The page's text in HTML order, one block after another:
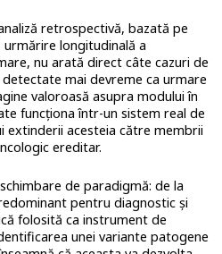
retrospectivă, bazată pe
longitudinală a
nu arată direct câte cazuri de
mai devreme ca urmare
valoroasă asupra modului în
funcționa într-un sistem real de
extinderii acesteia către membrii
ereditar.
de paradigmă: de la
pentru diagnostic și
folosită ca instrument de
unei variante patogene